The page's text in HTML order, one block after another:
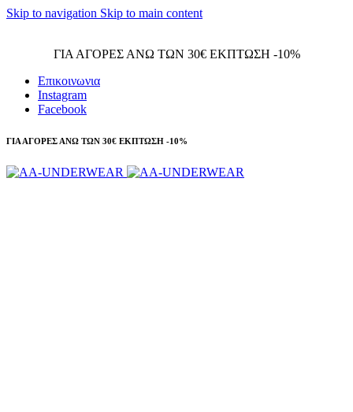
Skip to navigation Skip to main content
ΓΙΑ ΑΓΟΡΕΣ ΑΝΩ ΤΩΝ 30€ ΕΚΠΤΩΣΗ -10%
Επικοινωνια
Instagram
Facebook
ΓΙΑ ΑΓΟΡΕΣ ΑΝΩ ΤΩΝ 30€ ΕΚΠΤΩΣΗ -10%